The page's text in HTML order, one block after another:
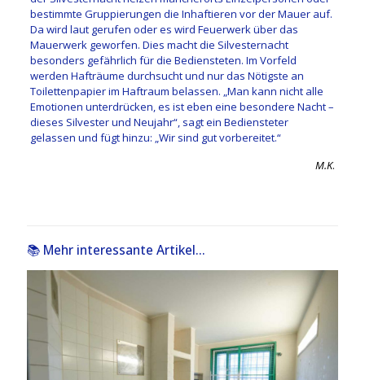
bestimmte Gruppierungen die Inhaftieren vor der Mauer auf.
Da wird laut gerufen oder es wird Feuerwerk über das
Mauerwerk geworfen. Dies macht die Silvesternacht
besonders gefährlich für die Bediensteten. Im Vorfeld
werden Hafträume durchsucht und nur das Nötigste an
Toilettenpapier im Haftraum belassen. „Man kann nicht alle
Emotionen unterdrücken, es ist eben eine besondere Nacht –
dieses Silvester und Neujahr“, sagt ein Bediensteter
gelassen und fügt hinzu: „Wir sind gut vorbereitet.“
M.K.
📚 Mehr interessante Artikel...